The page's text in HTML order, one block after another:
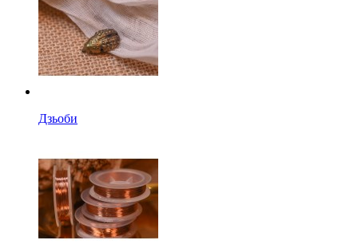
Дзьоби